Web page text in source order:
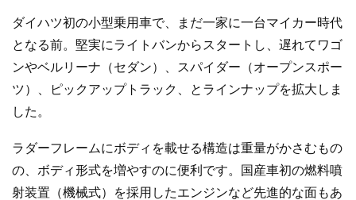
ダイハツ初の小型乗用車で、まだ一家に一台マイカー時代
となる前。堅実にライトバンからスタートし、遅れてワゴ
ンやベルリーナ（セダン）、スパイダー（オープンスポー
ツ）、ピックアップトラック、とラインナップを拡大しま
した。
ラダーフレームにボディを載せる構造は重量がかさむもの
の、ボディ形式を増やすのに便利です。国産車初の燃料噴
射装置（機械式）を採用したエンジンなど先進的な面もあ